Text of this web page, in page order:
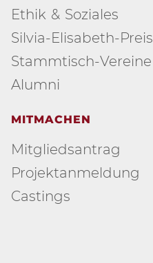
Ethik & Soziales
Silvia-Elisabeth-Preis
Stammtisch-Vereine
Alumni
MITMACHEN
Mitgliedsantrag
Projektanmeldung
Castings